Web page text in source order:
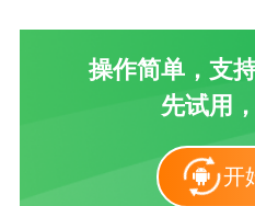
操作简单，支
先试用
开